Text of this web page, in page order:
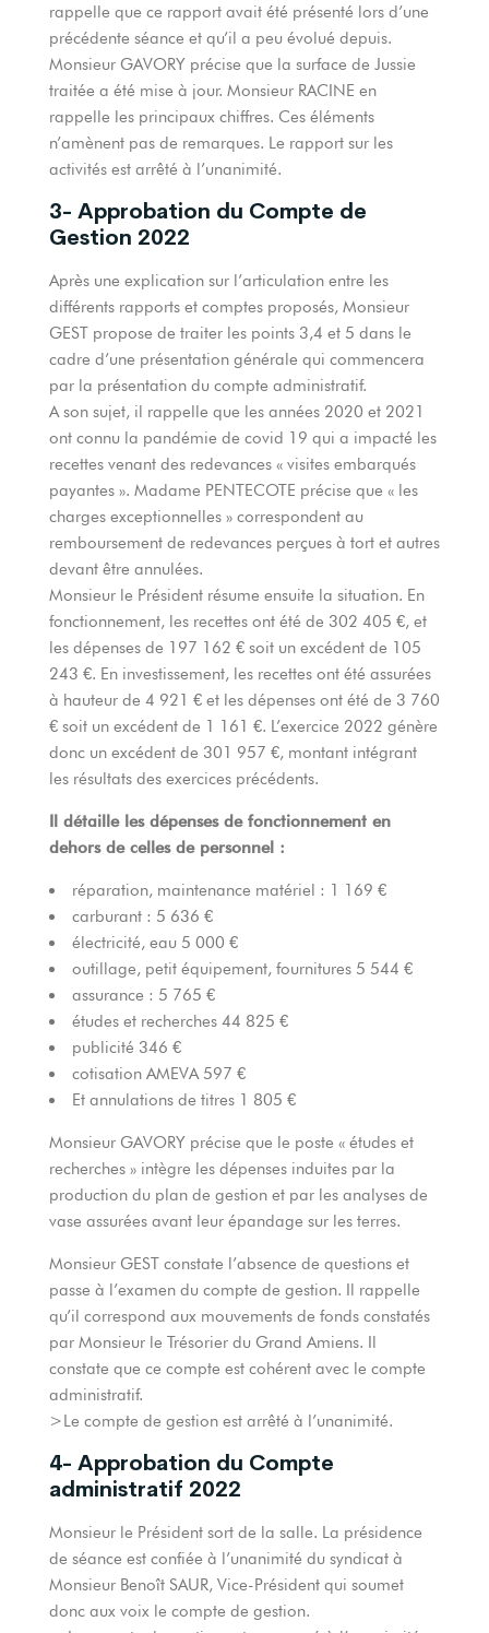
rappelle que ce rapport avait été présenté lors d’une
précédente séance et qu’il a peu évolué depuis.
Monsieur GAVORY précise que la surface de Jussie
traitée a été mise à jour. Monsieur RACINE en
rappelle les principaux chiffres. Ces éléments
n’amènent pas de remarques. Le rapport sur les
activités est arrêté à l’unanimité.
3- Approbation du Compte de
Gestion 2022
Après une explication sur l’articulation entre les
différents rapports et comptes proposés, Monsieur
GEST propose de traiter les points 3,4 et 5 dans le
cadre d’une présentation générale qui commencera
par la présentation du compte administratif.
A son sujet, il rappelle que les années 2020 et 2021
ont connu la pandémie de covid 19 qui a impacté les
recettes venant des redevances « visites embarqués
payantes ». Madame PENTECOTE précise que « les
charges exceptionnelles » correspondent au
remboursement de redevances perçues à tort et autres
devant être annulées.
Monsieur le Président résume ensuite la situation. En
fonctionnement, les recettes ont été de 302 405 €, et
les dépenses de 197 162 € soit un excédent de 105
243 €. En investissement, les recettes ont été assurées
à hauteur de 4 921 € et les dépenses ont été de 3 760
€ soit un excédent de 1 161 €. L’exercice 2022 génère
donc un excédent de 301 957 €, montant intégrant
les résultats des exercices précédents.
Il détaille les dépenses de fonctionnement en
dehors de celles de personnel :
réparation, maintenance matériel : 1 169 €
carburant : 5 636 €
électricité, eau 5 000 €
outillage, petit équipement, fournitures 5 544 €
assurance : 5 765 €
études et recherches 44 825 €
publicité 346 €
cotisation AMEVA 597 €
Et annulations de titres 1 805 €
Monsieur GAVORY précise que le poste « études et
recherches » intègre les dépenses induites par la
production du plan de gestion et par les analyses de
vase assurées avant leur épandage sur les terres.
Monsieur GEST constate l’absence de questions et
passe à l’examen du compte de gestion. Il rappelle
qu’il correspond aux mouvements de fonds constatés
par Monsieur le Trésorier du Grand Amiens. Il
constate que ce compte est cohérent avec le compte
administratif.
>Le compte de gestion est arrêté à l’unanimité.
4- Approbation du Compte
administratif 2022
Monsieur le Président sort de la salle. La présidence
de séance est confiée à l’unanimité du syndicat à
Monsieur Benoît SAUR, Vice-Président qui soumet
donc aux voix le compte de gestion.